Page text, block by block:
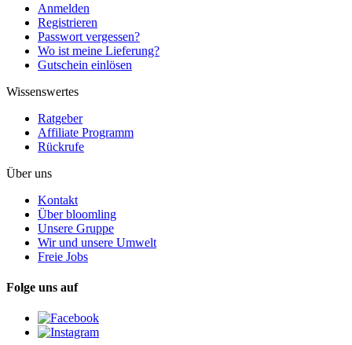
Anmelden
Registrieren
Passwort vergessen?
Wo ist meine Lieferung?
Gutschein einlösen
Wissenswertes
Ratgeber
Affiliate Programm
Rückrufe
Über uns
Kontakt
Über bloomling
Unsere Gruppe
Wir und unsere Umwelt
Freie Jobs
Folge uns auf